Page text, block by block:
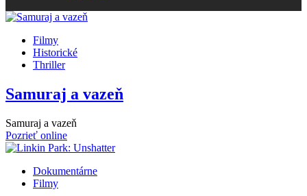
Filmy
Historické
Thriller
Samuraj a vazeň
Samuraj a vazeň
Pozrieť online
Dokumentárne
Filmy